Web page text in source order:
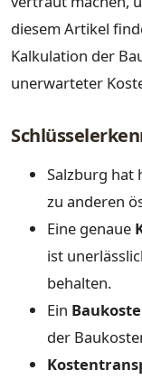
diesem Artikel
Kalkulation der
unerwarteter
Salzburg hat
zu anderen
Eine genaue
ist
behalten.
Ein
der